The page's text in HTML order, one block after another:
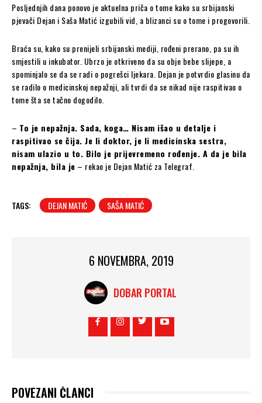
Posljednjih dana ponovo je aktuelna priča o tome kako su srbijanski
pjevači Dejan i Saša Matić izgubili vid, a blizanci su o tome i progovorili.
Braća su, kako su prenijeli srbijanski mediji, rođeni prerano, pa su ih
smjestili u inkubator. Ubrzo je otkriveno da su obje bebe slijepe, a
spominjalo se da se radi o pogrešci ljekara. Dejan je potvrdio glasinu da
se radilo o medicinskoj nepažnji, ali tvrdi da se nikad nije raspitivao o
tome šta se tačno dogodilo.
– To je nepažnja. Sada, koga… Nisam išao u detalje i
raspitivao se čija. Je li doktor, je li medicinska sestra,
nisam ulazio u to. Bilo je prijevremeno rođenje. A da je bila
nepažnja, bila je – rekao je Dejan Matić za Telegraf.
TAGS: DEJAN MATIĆ SAŠA MATIĆ
6 NOVEMBRA, 2019
DOBAR PORTAL
POVEZANI ČLANCI